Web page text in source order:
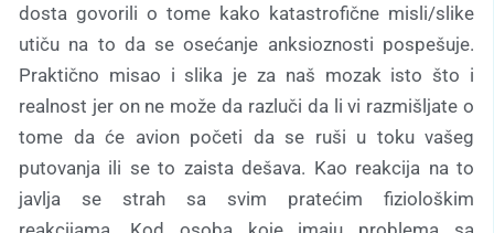
dosta govorili o tome kako katastrofične misli/slike
utiču na to da se osećanje anksioznosti pospešuje.
Praktično misao i slika je za naš mozak isto što i
realnost jer on ne može da razluči da li vi razmišljate o
tome da će avion početi da se ruši u toku vašeg
putovanja ili se to zaista dešava. Kao reakcija na to
javlja se strah sa svim pratećim fiziološkim